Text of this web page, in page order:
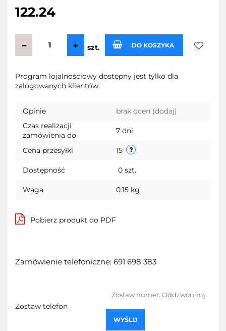
122.24
szt. DO KOSZYKA
Program lojalnościowy dostępny jest tylko dla
zalogowanych klientów.
Opinie brak ocen (dodaj)
Czas realizacji
zamówienia do
7 dni
Cena przesyłki 15
Dostępność 0 szt.
Waga 0.15 kg
Pobierz produkt do PDF
Zamówienie telefoniczne: 691 698 383
Zostaw telefon
WYŚLIJ